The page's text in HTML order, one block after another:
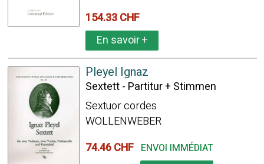
154.33 CHF
En savoir+
Pleyel Ignaz
Sextett - Partitur + Stimmen
Sextuor cordes
WOLLENWEBER
74.46 CHF ENVOI IMMÉDIAT